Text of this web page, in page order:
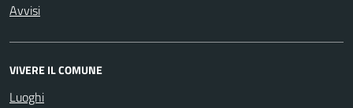
Avvisi
VIVERE IL COMUNE
Luoghi